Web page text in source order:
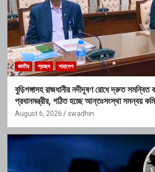
জাতীয় প্রচ্ছদ সারাদেশ
বুড়িগঙ্গাসহ রাজধানীর নদীদূষণ রোধে দ্রুত সমন্বিত
প্রধানমন্ত্রীর, গঠিত হচ্ছে আন্তঃসংস্থা সমন্বয়
August 6, 2026 swadhin